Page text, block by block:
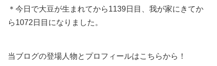
＊今日で大豆が生まれてから1139日目、我が家にきてか
ら1072日目になりました。
当ブログの登場人物とプロフィールはこちらから！